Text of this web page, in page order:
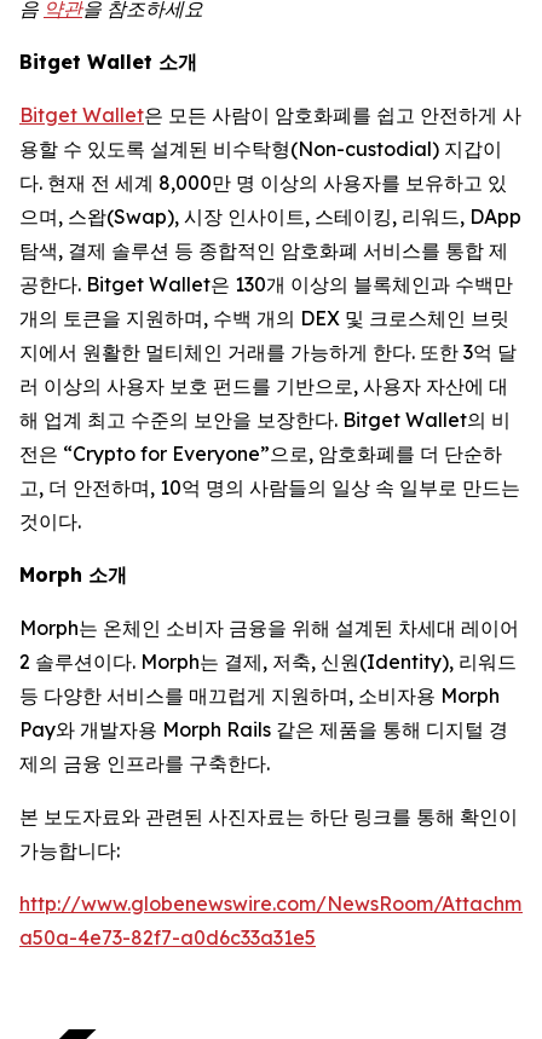
음 약관을 참조하세요
Bitget Wallet 소개
Bitget Wallet은 모든 사람이 암호화폐를 쉽고 안전하게 사
용할 수 있도록 설계된 비수탁형(Non-custodial) 지갑이
다. 현재 전 세계 8,000만 명 이상의 사용자를 보유하고 있
으며, 스왑(Swap), 시장 인사이트, 스테이킹, 리워드, DApp
탐색, 결제 솔루션 등 종합적인 암호화폐 서비스를 통합 제
공한다. Bitget Wallet은 130개 이상의 블록체인과 수백만
개의 토큰을 지원하며, 수백 개의 DEX 및 크로스체인 브릿
지에서 원활한 멀티체인 거래를 가능하게 한다. 또한 3억 달
러 이상의 사용자 보호 펀드를 기반으로, 사용자 자산에 대
해 업계 최고 수준의 보안을 보장한다. Bitget Wallet의 비
전은 “Crypto for Everyone”으로, 암호화폐를 더 단순하
고, 더 안전하며, 10억 명의 사람들의 일상 속 일부로 만드는
것이다.
Morph 소개
Morph는 온체인 소비자 금융을 위해 설계된 차세대 레이어
2 솔루션이다. Morph는 결제, 저축, 신원(Identity), 리워드
등 다양한 서비스를 매끄럽게 지원하며, 소비자용 Morph
Pay와 개발자용 Morph Rails 같은 제품을 통해 디지털 경
제의 금융 인프라를 구축한다.
본 보도자료와 관련된 사진자료는 하단 링크를 통해 확인이
가능합니다:
http://www.globenewswire.com/NewsRoom/
a50a-4e73-82f7-a0d6c33a31e5